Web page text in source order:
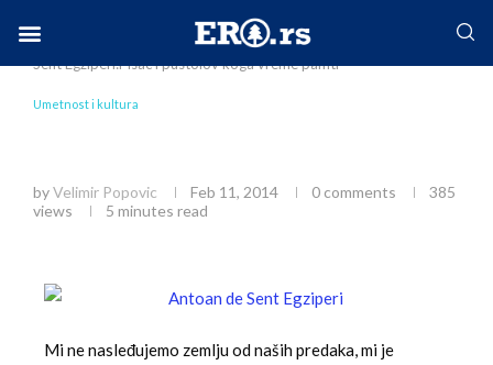
Home Umetnost i kultura
Sent Egziperi:Pisac i pustolov koga vreme pamti
Umetnost i kultura
byVelimir Popovic Feb 11, 2014 0 comments
385
views
5 minutes read
Mi ne nasleđujemo zemlju od naših predaka, mi je